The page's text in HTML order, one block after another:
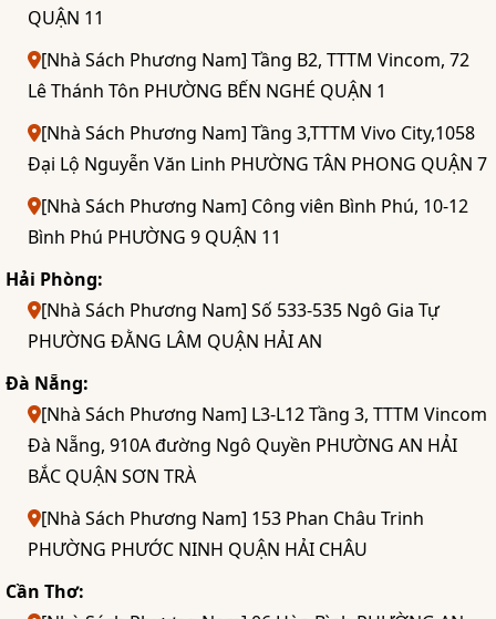
QUẬN 11
[Nhà Sách Phương Nam] Tầng B2, TTTM Vincom, 72
Lê Thánh Tôn PHƯỜNG BẾN NGHÉ QUẬN 1
[Nhà Sách Phương Nam] Tầng 3,TTTM Vivo City,1058
Đại Lộ Nguyễn Văn Linh PHƯỜNG TÂN PHONG QUẬN 7
[Nhà Sách Phương Nam] Công viên Bình Phú, 10-12
Bình Phú PHƯỜNG 9 QUẬN 11
Hải Phòng:
[Nhà Sách Phương Nam] Số 533-535 Ngô Gia Tự
PHƯỜNG ĐẰNG LÂM QUẬN HẢI AN
Đà Nẵng:
[Nhà Sách Phương Nam] L3-L12 Tầng 3, TTTM Vincom
Đà Nẵng, 910A đường Ngô Quyền PHƯỜNG AN HẢI
BẮC QUẬN SƠN TRÀ
[Nhà Sách Phương Nam] 153 Phan Châu Trinh
PHƯỜNG PHƯỚC NINH QUẬN HẢI CHÂU
Cần Thơ: